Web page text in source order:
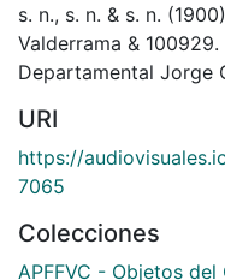
s. n., s. n. & s. n.
Valderrama & 100929.
Departamental Jorge
URI
https://
7065
Colecciones
APFFVC - Objetos